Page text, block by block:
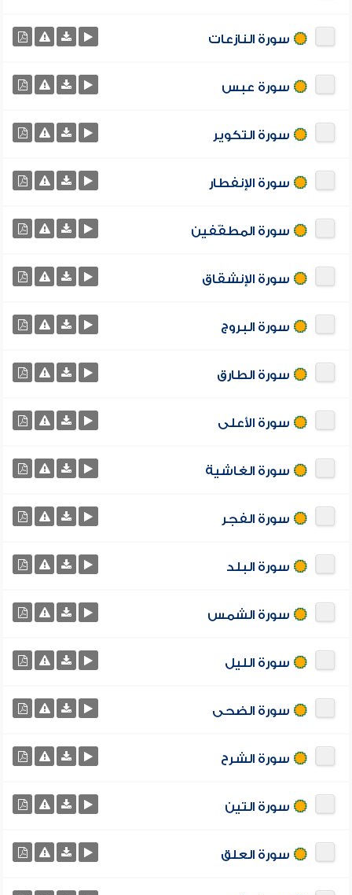
سورة النازعات
سورة عبس
سورة التكوير
سورة الإنفطار
سورة المطفّفين
سورة الإنشقاق
سورة البروج
سورة الطارق
سورة الأعلى
سورة الغاشية
سورة الفجر
سورة البلد
سورة الشمس
سورة الليل
سورة الضحى
سورة الشرح
سورة التين
سورة العلق